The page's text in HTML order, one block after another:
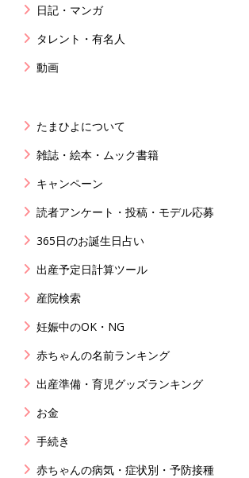
日記・マンガ
タレント・有名人
動画
たまひよについて
雑誌・絵本・ムック書籍
キャンペーン
読者アンケート・投稿・モデル応募
365日のお誕生日占い
出産予定日計算ツール
産院検索
妊娠中のOK・NG
赤ちゃんの名前ランキング
出産準備・育児グッズランキング
お金
手続き
赤ちゃんの病気・症状別・予防接種